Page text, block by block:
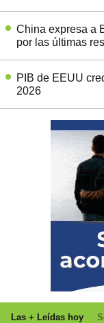
China expresa a
por las últimas
PIB de EEUU
2026
Las + Leídas hoy